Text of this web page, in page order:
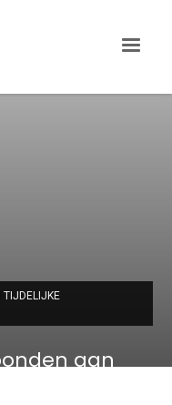
TIJDELIJKE
aan